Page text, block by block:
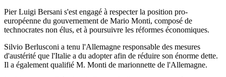
Pier Luigi Bersani s'est engagé à respecter la position pro-
européenne du gouvernement de Mario Monti, composé de
technocrates non élus, et à poursuivre les réformes économiques.
Silvio Berlusconi a tenu l'Allemagne responsable des mesures
d'austérité que l'Italie a du adopter afin de réduire son énorme dette.
Il a également qualifié M. Monti de marionnette de l'Allemagne.